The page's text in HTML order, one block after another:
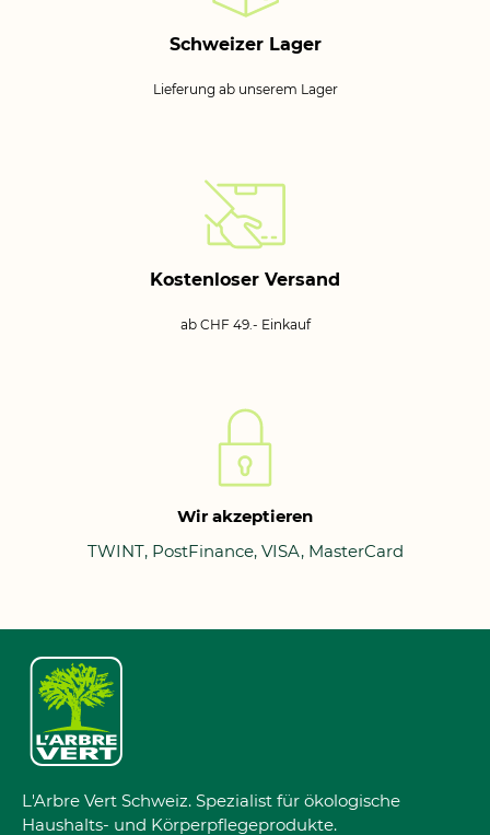
Schweizer Lager
Lieferung ab unserem Lager
Kostenloser Versand
ab CHF 49.- Einkauf
Wir akzeptieren
TWINT, PostFinance, VISA, MasterCard
L'Arbre Vert Schweiz. Spezialist für ökologische
Haushalts- und Körperpflegeprodukte.